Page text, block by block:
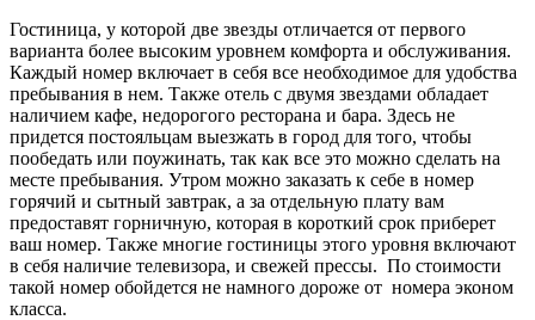
Гостиница, у которой две звезды отличается от первого
варианта более высоким уровнем комфорта и обслуживания.
Каждый номер включает в себя все необходимое для удобства
пребывания в нем. Также отель с двумя звездами обладает
наличием кафе, недорогого ресторана и бара. Здесь не
придется постояльцам выезжать в город для того, чтобы
пообедать или поужинать, так как все это можно сделать на
месте пребывания. Утром можно заказать к себе в номер
горячий и сытный завтрак, а за отдельную плату вам
предоставят горничную, которая в короткий срок приберет
ваш номер. Также многие гостиницы этого уровня включают
в себя наличие телевизора, и свежей прессы. По стоимости
такой номер обойдется не намного дороже от номера эконом
класса.